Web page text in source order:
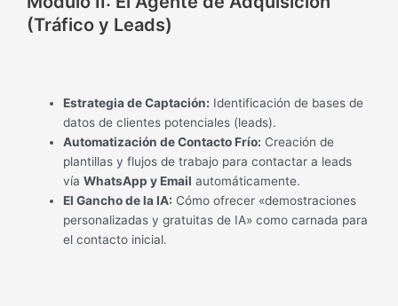
(Tráfico y Leads)
Estrategia de Captación: Identificación de bases de
datos de clientes potenciales (leads).
Automatización de Contacto Frío: Creación de
plantillas y flujos de trabajo para contactar a leads
víaWhatsApp y Email automáticamente.
El Gancho de la IA: Cómo ofrecer «demostraciones
personalizadas y gratuitas de IA» como carnada para
el contacto inicial.